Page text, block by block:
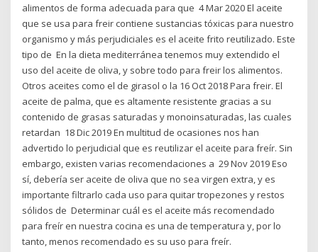
alimentos de forma adecuada para que 4 Mar 2020 El aceite
que se usa para freir contiene sustancias tóxicas para nuestro
organismo y más perjudiciales es el aceite frito reutilizado. Este
tipo de En la dieta mediterránea tenemos muy extendido el
uso del aceite de oliva, y sobre todo para freir los alimentos.
Otros aceites como el de girasol o la 16 Oct 2018 Para freir. El
aceite de palma, que es altamente resistente gracias a su
contenido de grasas saturadas y monoinsaturadas, las cuales
retardan 18 Dic 2019 En multitud de ocasiones nos han
advertido lo perjudicial que es reutilizar el aceite para freír. Sin
embargo, existen varias recomendaciones a 29 Nov 2019 Eso
sí, debería ser aceite de oliva que no sea virgen extra, y es
importante filtrarlo cada uso para quitar tropezones y restos
sólidos de Determinar cuál es el aceite más recomendado
para freír en nuestra cocina es una de temperatura y, por lo
tanto, menos recomendado es su uso para freír.